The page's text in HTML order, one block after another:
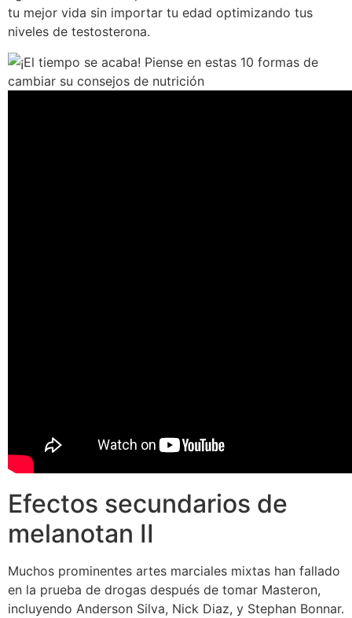
tu mejor vida sin importar tu edad optimizando tus
niveles de testosterona.
Efectos secundarios de
melanotan II
Muchos prominentes artes marciales mixtas han fallado
en la prueba de drogas después de tomar Masteron,
incluyendo Anderson Silva, Nick Diaz, y Stephan Bonnar.